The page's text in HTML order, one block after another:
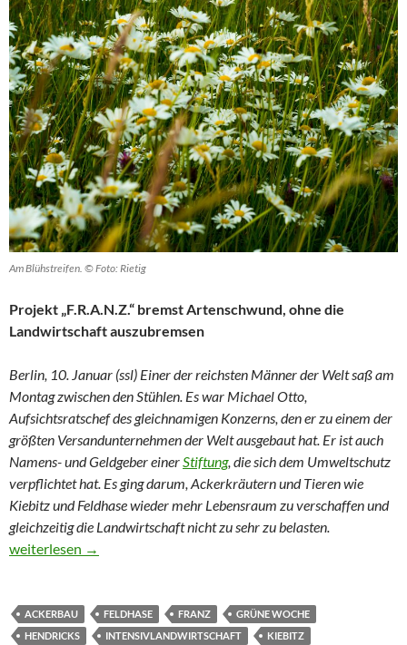
Am Blühstreifen. © Foto: Rietig
Projekt „F.R.A.N.Z.“ bremst Artenschwund, ohne die
Landwirtschaft auszubremsen
Berlin, 10. Januar (ssl) Einer der reichsten Männer der Welt saß am
Montag zwischen den Stühlen. Es war Michael Otto,
Aufsichtsratschef des gleichnamigen Konzerns, den er zu einem der
größten Versandunternehmen der Welt ausgebaut hat. Er ist auch
Namens- und Geldgeber einerStiftung, die sich dem Umweltschutz
verpflichtet hat. Es ging darum, Ackerkräutern und Tieren wie
Kiebitz und Feldhase wieder mehr Lebensraum zu verschaffen und
gleichzeitig die Landwirtschaft nicht zu sehr zu belasten.
Wo Acker und Kiebitz zusammenpassen
weiterlesen →
ACKERBAU FELDHASE FRANZ
GRÜNE WOCHE
HENDRICKS
INTENSIVLANDWIRTSCHAFT
KIEBITZ